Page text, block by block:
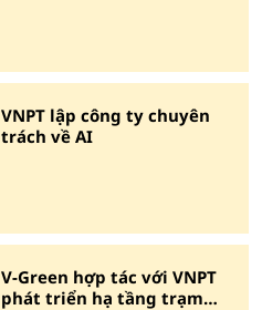
VNPT lập công ty chuyên
trách về AI
V-Green hợp tác với VNPT
phát triển hạ tầng trạm